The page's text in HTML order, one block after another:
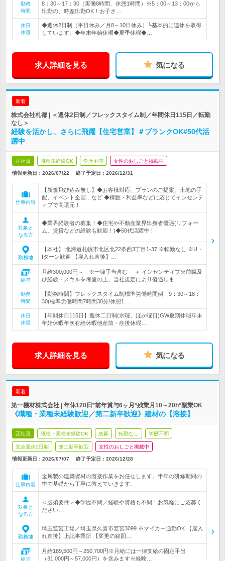
勤務
時間
8：30～17：30（実働8時間、休憩1時間）※5：00～13：00から
出勤の、時差出勤OK！お子さ…
休日
休暇
◆週休2日制（平日休み／月8～10日休み）└基本的に連休を取得
しています。◆年末年始休暇◆夏季休暇◆…
求人詳細を見る 気になる
新着
株式会社札都 | ＜週休2日制／フレックスタイム制／年間休日115日／転勤
なし＞
経験を活かし、さらに飛躍【住宅営業】＃ブランクOK#50代活
躍中
正社員 職種未経験OK 学歴不問 女性のおしごと掲載中
情報更新日：2026/07/22 終了予定日： 2026/12/31
仕事内容
【新規飛び込み無し】◆お客様対応、プランのご提案、土地の手
配、イベント企画…など ◆棟数・利益率などに応じてインセンテ
ィブで高還元！
対象と
なる方
◆業界経験者の募集！◆住宅や不動産業界出身者優遇(リフォー
ム、賃貸などの経験も歓迎！)◆50代活躍中！
勤務地
【本社】 北海道札幌市北区北22条西3丁目1-37 ※転勤なし ※U・
Iターン歓迎 【雇入れ直後】…
給与
月給300,000円～ ※一律手当含む ＋ インセンティブ※前職及
び経験・スキルを考慮の上、当社規定により優遇しま…
勤務
時間
【勤務時間】フレックスタイム制標準労働時間例 9：30～18：
30(標準労働時間7時間30分/休憩1…
休日
休暇
【年間休日115日】週休二日制(水曜、ほか曜日)GW夏期休暇年末
年始休暇年次有給休暇他産前・産後休暇…
求人詳細を見る 気になる
新着
第一機材株式会社 | 年休120日*前年賞与6ヶ月*残業月10～20h*副業OK
《職種・業種未経験歓迎／第二新卒歓迎》建材の【溶接】
正社員 職種・業種未経験OK 急募 転勤なし 学歴不問
完全週休2日制 第二新卒歓迎 女性のおしごと掲載中
情報更新日：2026/07/07 終了予定日： 2026/12/28
仕事内容
金属製の建築資材の溶接作業をお任せします。半年の研修期間の
中で基礎から丁寧に教えていきます。
対象と
なる方
＜必須要件＞◆学歴不問／経験や資格も不問！お気軽にご応募く
ださい。
勤務地
埼玉鷲宮工場／埼玉県久喜市鷲宮3099 ※マイカー通勤OK 【雇入
れ直後】上記事業所 【変更の範囲…
給与
月給189,500円～250,700円※月給には一律支給の固定手当
（31,000円～57,000円）を含みます※経験…